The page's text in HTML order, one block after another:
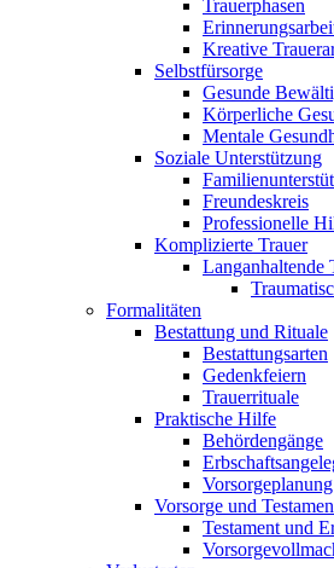
Trauerphasen
Kreative
Selbstfürsorge
Gesunde
Körperliche
Mentale
Soziale Unterstützung
Freundeskreis
Professionelle
Komplizierte Trauer
Langanhaltende
Formalitäten
Bestattung und Rituale
Bestattungsarten
Gedenkfeiern
Trauerrituale
Praktische Hilfe
Behördengänge
Vorsorgeplanung
Vorsorge und
Testament und